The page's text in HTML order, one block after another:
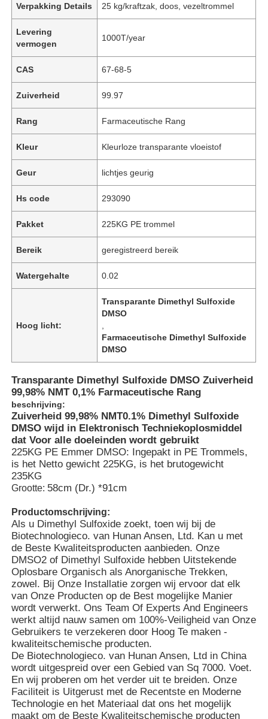
Thuis
Producten
Video's
Verpakking Details 25 kg/kraftzak, doos, vezeltrommel
Levering
vermogen
1000T/year
CAS 67-68-5
Zuiverheid 99.97
Rang Farmaceutische Rang
Kleur Kleurloze transparante vloeistof
Geur lichtjes geurig
Hs code 293090
Pakket 225KG PE trommel
Bereik geregistreerd bereik
Watergehalte 0.02
Hoog licht:
Transparante Dimethyl Sulfoxide
DMSO
Farmaceutische Dimethyl Sulfoxide
DMSO
Transparante Dimethyl Sulfoxide DMSO Zuiverheid
99,98% NMT 0,1% Farmaceutische Rang
beschrijving:
Zuiverheid 99,98% NMT0.1% Dimethyl Sulfoxide
DMSO wijd in Elektronisch Techniekoplosmiddel
dat Voor alle doeleinden wordt gebruikt
225KG PE Emmer DMSO: Ingepakt in PE Trommels,
is het Netto gewicht 225KG, is het brutogewicht
235KG
Grootte: 58cm (Dr.) *91cm
Productomschrijving:
Als u Dimethyl Sulfoxide zoekt, toen wij bij de
Biotechnologieco. van Hunan Ansen, Ltd. Kan u met
de Beste Kwaliteitsproducten aanbieden. Onze
DMSO2 of Dimethyl Sulfoxide hebben Uitstekende
Oplosbare Organisch als Anorganische Trekken,
zowel. Bij Onze Installatie zorgen wij ervoor dat elk
van Onze Producten op de Best mogelijke Manier
wordt verwerkt. Ons Team Of Experts And Engineers
werkt altijd nauw samen om 100%-Veiligheid van Onze
Gebruikers te verzekeren door Hoog Te maken -
kwaliteitschemische producten.
De Biotechnologieco. van Hunan Ansen, Ltd in China
wordt uitgespreid over een Gebied van Sq 7000. Voet.
En wij proberen om het verder uit te breiden. Onze
Faciliteit is Uitgerust met de Recentste en Moderne
Technologie en het Materiaal dat ons het mogelijk
maakt om de Beste Kwaliteitschemische producten